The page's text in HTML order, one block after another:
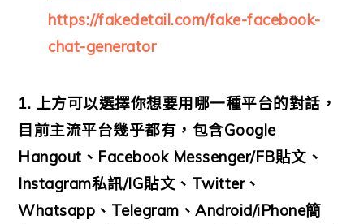
https://fakedetail.com/fake-facebook-
chat-generator
1. 上方可以選擇你想要用哪一種平台的對話，
目前主流平台幾乎都有，包含Google
Hangout、Facebook Messenger/FB貼文、
Instagram私訊/IG貼文、Twitter、
Whatsapp、Telegram、Android/iPhone簡